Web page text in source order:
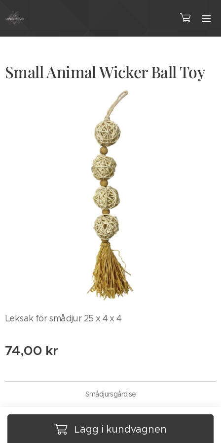
Small Animal Wicker Ball Toy
Leksak för smådjur 25 x 4 x 4
74,00 kr
Lägg i kundvagnen
Smådjursgård.se